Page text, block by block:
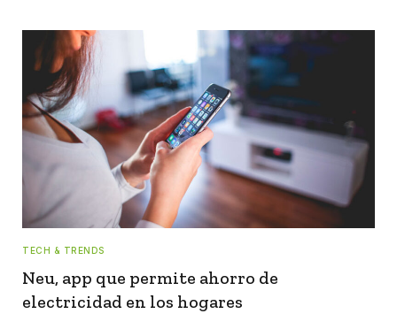
TECH & TRENDS
Neu, app que permite ahorro de
electricidad en los hogares